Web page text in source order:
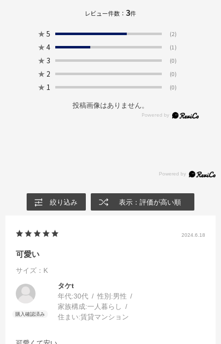
レビュー件数：3件
★ 5 (2)
★ 4 (1)
★ 3 (0)
★ 2 (0)
★ 1 (0)
投稿画像はありません。
絞り込み 表示：評価が高い順
2024.6.18
可愛い
サイズ：K
タケt
年代:30代 性別:男性
家族構成:一人暮らし
住まい:賃貸マンション